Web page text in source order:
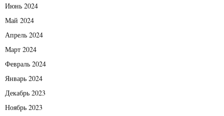
Июнь 2024
Май 2024
Апрель 2024
Март 2024
Февраль 2024
Январь 2024
Декабрь 2023
Ноябрь 2023